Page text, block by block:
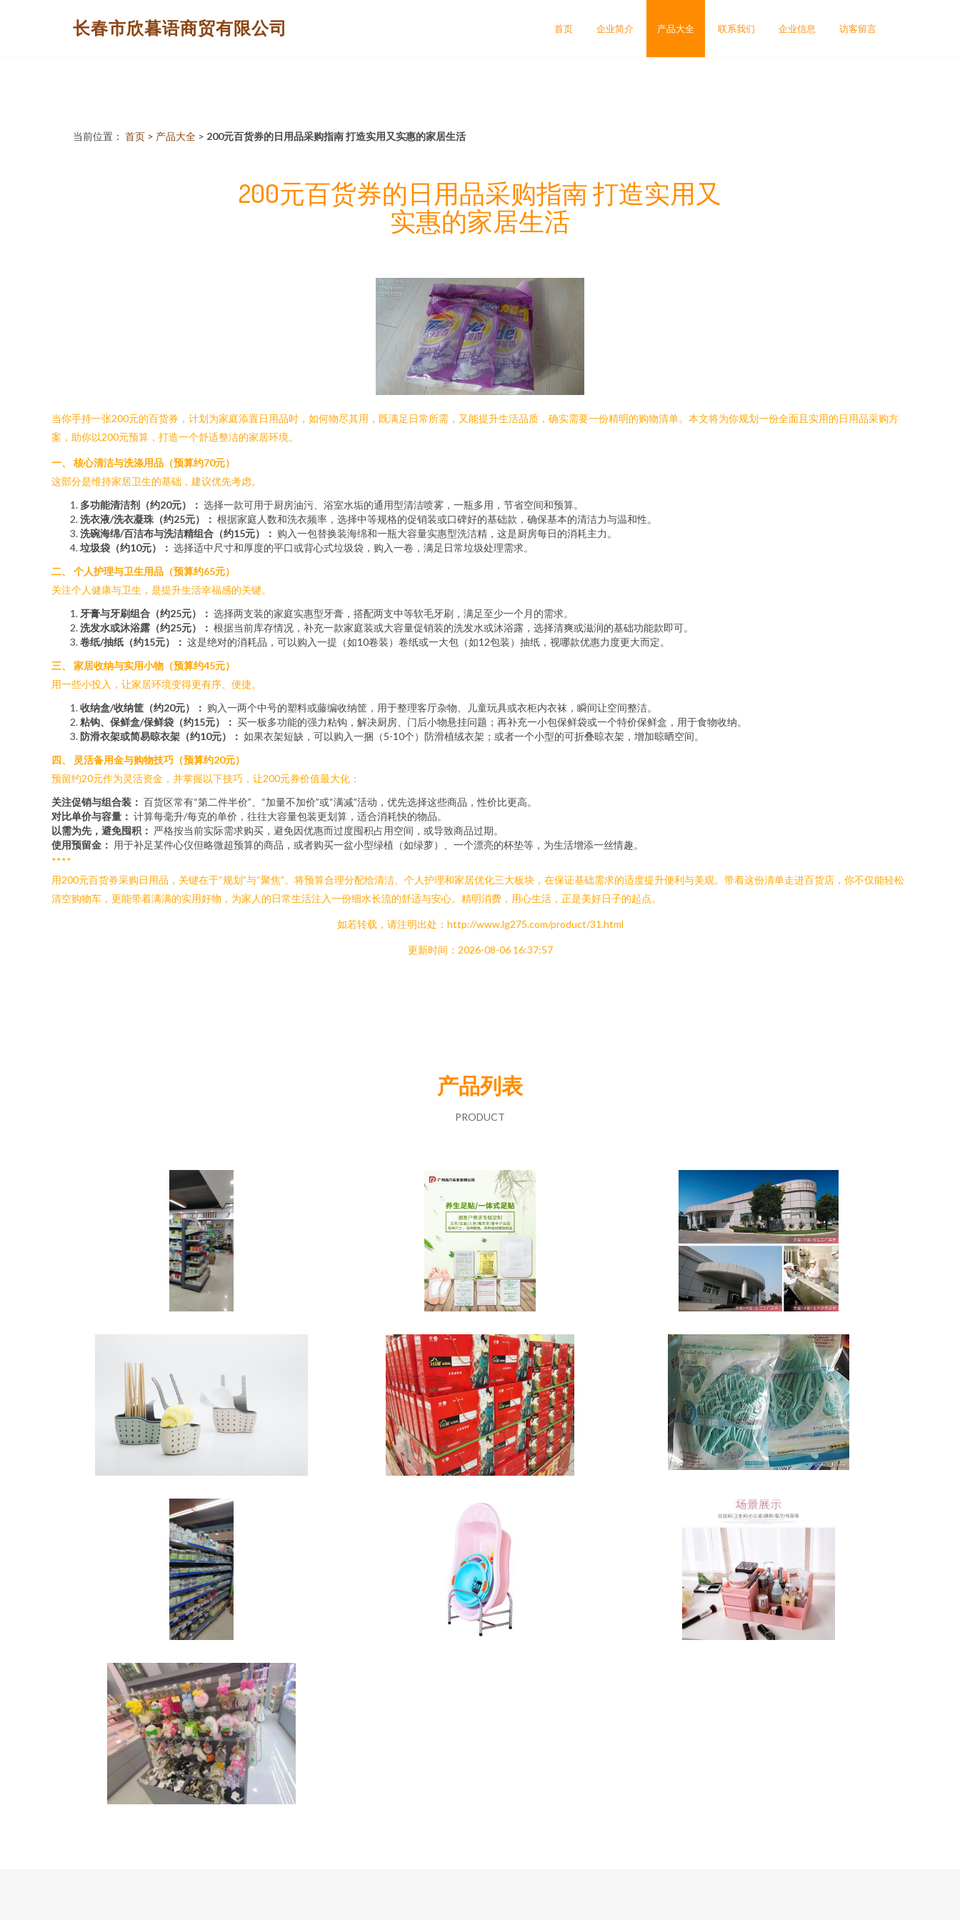
长春市欣暮语商贸有限公司 首页 企业简介 产品大全 联系我们 企业信息 访客留言
当前位置： 首页 > 产品大全 > 200元百货券的日用品采购指南 打造实用又实惠的家居生活
200元百货券的日用品采购指南 打造实用又
实惠的家居生活
当你手持一张200元的百货券，计划为家庭添置日用品时，如何物尽其用，既满足日常所需，又能提升生活品质，确实需要一份精明的购物清单。本文将为你规划一份全面且实用的日用品采购方
案，助你以200元预算，打造一个舒适整洁的家居环境。
一、 核心清洁与洗涤用品（预算约70元）
这部分是维持家居卫生的基础，建议优先考虑。
多功能清洁剂（约20元）： 选择一款可用于厨房油污、浴室水垢的通用型清洁喷雾，一瓶多用，节省空间和预算。
洗衣液/洗衣凝珠（约25元）： 根据家庭人数和洗衣频率，选择中等规格的促销装或口碑好的基础款，确保基本的清洁力与温和性。
洗碗海绵/百洁布与洗洁精组合（约15元）： 购入一包替换装海绵和一瓶大容量实惠型洗洁精，这是厨房每日的消耗主力。
垃圾袋（约10元）： 选择适中尺寸和厚度的平口或背心式垃圾袋，购入一卷，满足日常垃圾处理需求。
二、 个人护理与卫生用品（预算约65元）
关注个人健康与卫生，是提升生活幸福感的关键。
牙膏与牙刷组合（约25元）： 选择两支装的家庭实惠型牙膏，搭配两支中等软毛牙刷，满足至少一个月的需求。
洗发水或沐浴露（约25元）： 根据当前库存情况，补充一款家庭装或大容量促销装的洗发水或沐浴露，选择清爽或滋润的基础功能款即可。
卷纸/抽纸（约15元）： 这是绝对的消耗品，可以购入一提（如10卷装）卷纸或一大包（如12包装）抽纸，视哪款优惠力度更大而定。
三、 家居收纳与实用小物（预算约45元）
用一些小投入，让家居环境变得更有序、便捷。
收纳盒/收纳筐（约20元）： 购入一两个中号的塑料或藤编收纳筐，用于整理客厅杂物、儿童玩具或衣柜内衣袜，瞬间让空间整洁。
粘钩、保鲜盒/保鲜袋（约15元）： 买一板多功能的强力粘钩，解决厨房、门后小物悬挂问题；再补充一小包保鲜袋或一个特价保鲜盒，用于食物收纳。
防滑衣架或简易晾衣架（约10元）： 如果衣架短缺，可以购入一捆（5-10个）防滑植绒衣架；或者一个小型的可折叠晾衣架，增加晾晒空间。
四、 灵活备用金与购物技巧（预算约20元）
预留约20元作为灵活资金，并掌握以下技巧，让200元券价值最大化：
关注促销与组合装： 百货区常有“第二件半价”、“加量不加价”或“满减”活动，优先选择这些商品，性价比更高。
对比单价与容量： 计算每毫升/每克的单价，往往大容量包装更划算，适合消耗快的物品。
以需为先，避免囤积： 严格按当前实际需求购买，避免因优惠而过度囤积占用空间，或导致商品过期。
使用预留金： 用于补足某件心仪但略微超预算的商品，或者购买一盆小型绿植（如绿萝）、一个漂亮的杯垫等，为生活增添一丝情趣。
****
用200元百货券采购日用品，关键在于“规划”与“聚焦”。将预算合理分配给清洁、个人护理和家居优化三大板块，在保证基础需求的适度提升便利与美观。带着这份清单走进百货店，你不仅能轻松
清空购物车，更能带着满满的实用好物，为家人的日常生活注入一份细水长流的舒适与安心。精明消费，用心生活，正是美好日子的起点。
如若转载，请注明出处：http://www.lg275.com/product/31.html
更新时间：2026-08-06 16:37:57
产品列表
PRODUCT